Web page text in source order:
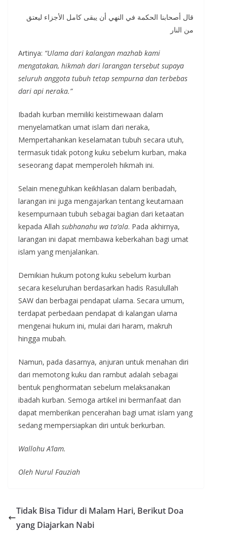
قال أصحابنا الحكمة في النهي أن يبقى كامل الأجزاء ليعتق
من النار
Artinya: “Ulama dari kalangan mazhab kami
mengatakan, hikmah dari larangan tersebut supaya
seluruh anggota tubuh tetap sempurna dan terbebas
dari api neraka.”
Ibadah kurban memiliki keistimewaan dalam
menyelamatkan umat islam dari neraka,
Mempertahankan keselamatan tubuh secara utuh,
termasuk tidak potong kuku sebelum kurban, maka
seseorang dapat memperoleh hikmah ini.
Selain meneguhkan keikhlasan dalam beribadah,
larangan ini juga mengajarkan tentang keutamaan
kesempurnaan tubuh sebagai bagian dari ketaatan
kepada Allah subhanahu wa ta’ala. Pada akhirnya,
larangan ini dapat membawa keberkahan bagi umat
islam yang menjalankan.
Demikian hukum potong kuku sebelum kurban
secara keseluruhan berdasarkan hadis Rasulullah
SAW dan berbagai pendapat ulama. Secara umum,
terdapat perbedaan pendapat di kalangan ulama
mengenai hukum ini, mulai dari haram, makruh
hingga mubah.
Namun, pada dasarnya, anjuran untuk menahan diri
dari memotong kuku dan rambut adalah sebagai
bentuk penghormatan sebelum melaksanakan
ibadah kurban. Semoga artikel ini bermanfaat dan
dapat memberikan pencerahan bagi umat islam yang
sedang mempersiapkan diri untuk berkurban.
Wallohu A’lam.
Oleh Nurul Fauziah
Tidak Bisa Tidur di Malam Hari, Berikut Doa
yang Diajarkan Nabi